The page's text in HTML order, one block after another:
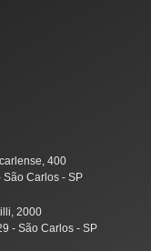
400
São Carlos - SP
2000
- São Carlos - SP